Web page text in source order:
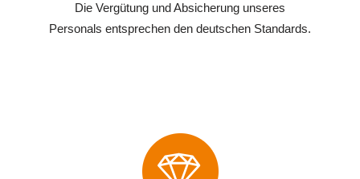
Die Vergütung und Absicherung unseres
Personals entsprechen den deutschen Standards.